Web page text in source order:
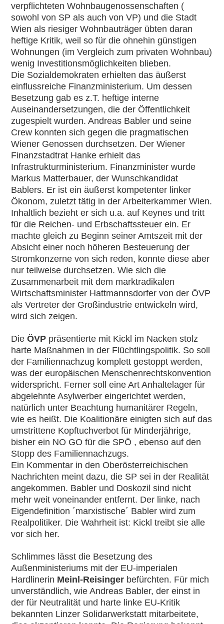
verpflichteten Wohnbaugenossenschaften (
sowohl von SP als auch von VP) und die Stadt
Wien als riesiger Wohnbauträger übten daran
heftige Kritik, weil so für die ohnehin günstigen
Wohnungen (im Vergleich zum privaten Wohnbau)
wenig Investitionsmöglichkeiten blieben.
Die Sozialdemokraten erhielten das äußerst
einflussreiche Finanzministerium. Um dessen
Besetzung gab es z.T. heftige interne
Auseinandersetzungen, die der Öffentlichkeit
zugespielt wurden. Andreas Babler und seine
Crew konnten sich gegen die pragmatischen
Wiener Genossen durchsetzen. Der Wiener
Finanzstadtrat Hanke erhielt das
Infrastrukturministerium. Finanzminister wurde
Markus Matterbauer, der Wunschkandidat
Bablers. Er ist ein äußerst kompetenter linker
Ökonom, zuletzt tätig in der Arbeiterkammer Wien.
Inhaltlich bezieht er sich u.a. auf Keynes und tritt
für die Reichen- und Erbschaftssteuer ein. Er
machte gleich zu Beginn seiner Amtszeit mit der
Absicht einer noch höheren Besteuerung der
Stromkonzerne von sich reden, konnte diese aber
nur teilweise durchsetzen. Wie sich die
Zusammenarbeit mit dem marktradikalen
Wirtschaftsminister Hattmannsdorfer von der ÖVP
als Vertreter der Großindustrie entwickeln wird,
wird sich zeigen.
DieÖVP präsentierte mit Kickl im Nacken stolz
harte Maßnahmen in der Flüchtlingspolitik. So soll
der Familiennachzug komplett gestoppt werden,
was der europäischen Menschenrechtskonvention
widerspricht. Ferner soll eine Art Anhaltelager für
abgelehnte Asylwerber eingerichtet werden,
natürlich unter Beachtung humanitärer Regeln,
wie es heißt. Die Koalitionäre einigten sich auf das
umstrittene Kopftuchverbot für Minderjährige,
bisher ein NO GO für die SPÖ , ebenso auf den
Stopp des Familiennachzugs.
Ein Kommentar in den Oberösterreichischen
Nachrichten meint dazu, die SP sei in der Realität
angekommen. Babler und Doskozil sind nicht
mehr weit voneinander entfernt. Der linke, nach
Eigendefinition ´marxistische´ Babler wird zum
Realpolitiker. Die Wahrheit ist: Kickl treibt sie alle
vor sich her.
Schlimmes lässt die Besetzung des
Außenministeriums mit der EU-imperialen
Hardlinerin Meinl-Reisinger befürchten. Für mich
unverständlich, wie Andreas Babler, der einst in
der für Neutralität und harte linke EU-Kritik
bekannten Linzer Solidarwerkstatt mitarbeitete,